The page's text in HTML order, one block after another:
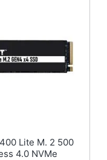
4.0 NVMe